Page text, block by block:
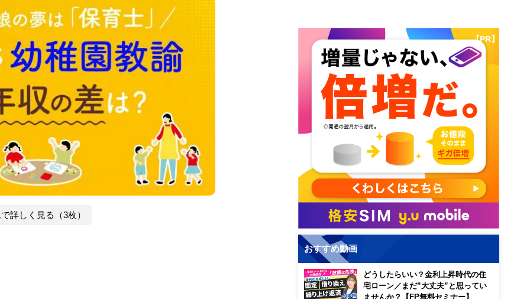
詳しく見る（3枚）
【PR】
おすすめ動画
どうしたらいい？金利上昇時代の住
宅ローン／まだ”大丈夫”と思ってい
ませんか？【FP無料セミナー】